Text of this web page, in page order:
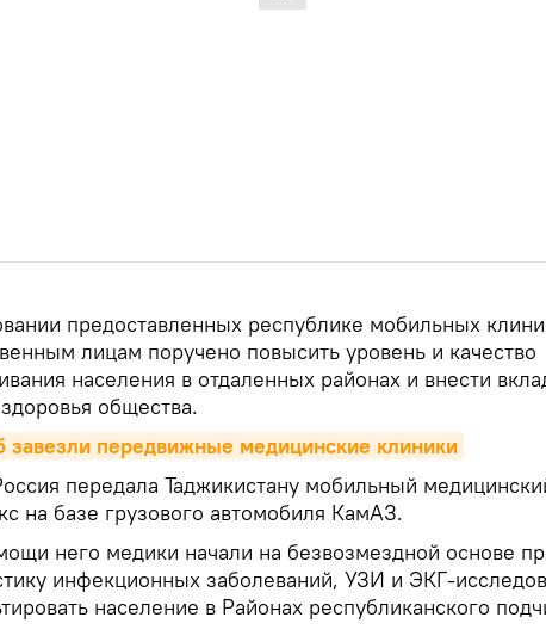
предоставленных республике мобильных
лицам поручено повысить уровень и качество
населения в отдаленных районах и внести
общества.
завезли передвижные медицинские клиники
передала Таджикистану мобильный
на базе грузового автомобиля КамАЗ.
него медики начали на безвозмездной основе
инфекционных заболеваний, УЗИ и ЭКГ-
население в Районах республиканского